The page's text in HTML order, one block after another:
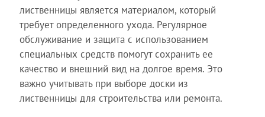
лиственницы является материалом, который
требует определенного ухода. Регулярное
обслуживание и защита с использованием
специальных средств помогут сохранить ее
качество и внешний вид на долгое время. Это
важно учитывать при выборе доски из
лиственницы для строительства или ремонта.